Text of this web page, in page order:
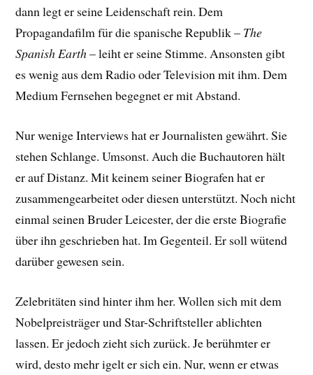
dann legt er seine Leidenschaft rein. Dem
Propagandafilm für die spanische Republik – The
Spanish Earth– leiht er seine Stimme. Ansonsten gibt
es wenig aus dem Radio oder Television mit ihm. Dem
Medium Fernsehen begegnet er mit Abstand.
Nur wenige Interviews hat er Journalisten gewährt. Sie
stehen Schlange. Umsonst. Auch die Buchautoren hält
er auf Distanz. Mit keinem seiner Biografen hat er
zusammengearbeitet oder diesen unterstützt. Noch nicht
einmal seinen Bruder Leicester, der die erste Biografie
über ihn geschrieben hat. Im Gegenteil. Er soll wütend
darüber gewesen sein.
Zelebritäten sind hinter ihm her. Wollen sich mit dem
Nobelpreisträger und Star-Schriftsteller ablichten
lassen. Er jedoch zieht sich zurück. Je berühmter er
wird, desto mehr igelt er sich ein. Nur, wenn er etwas